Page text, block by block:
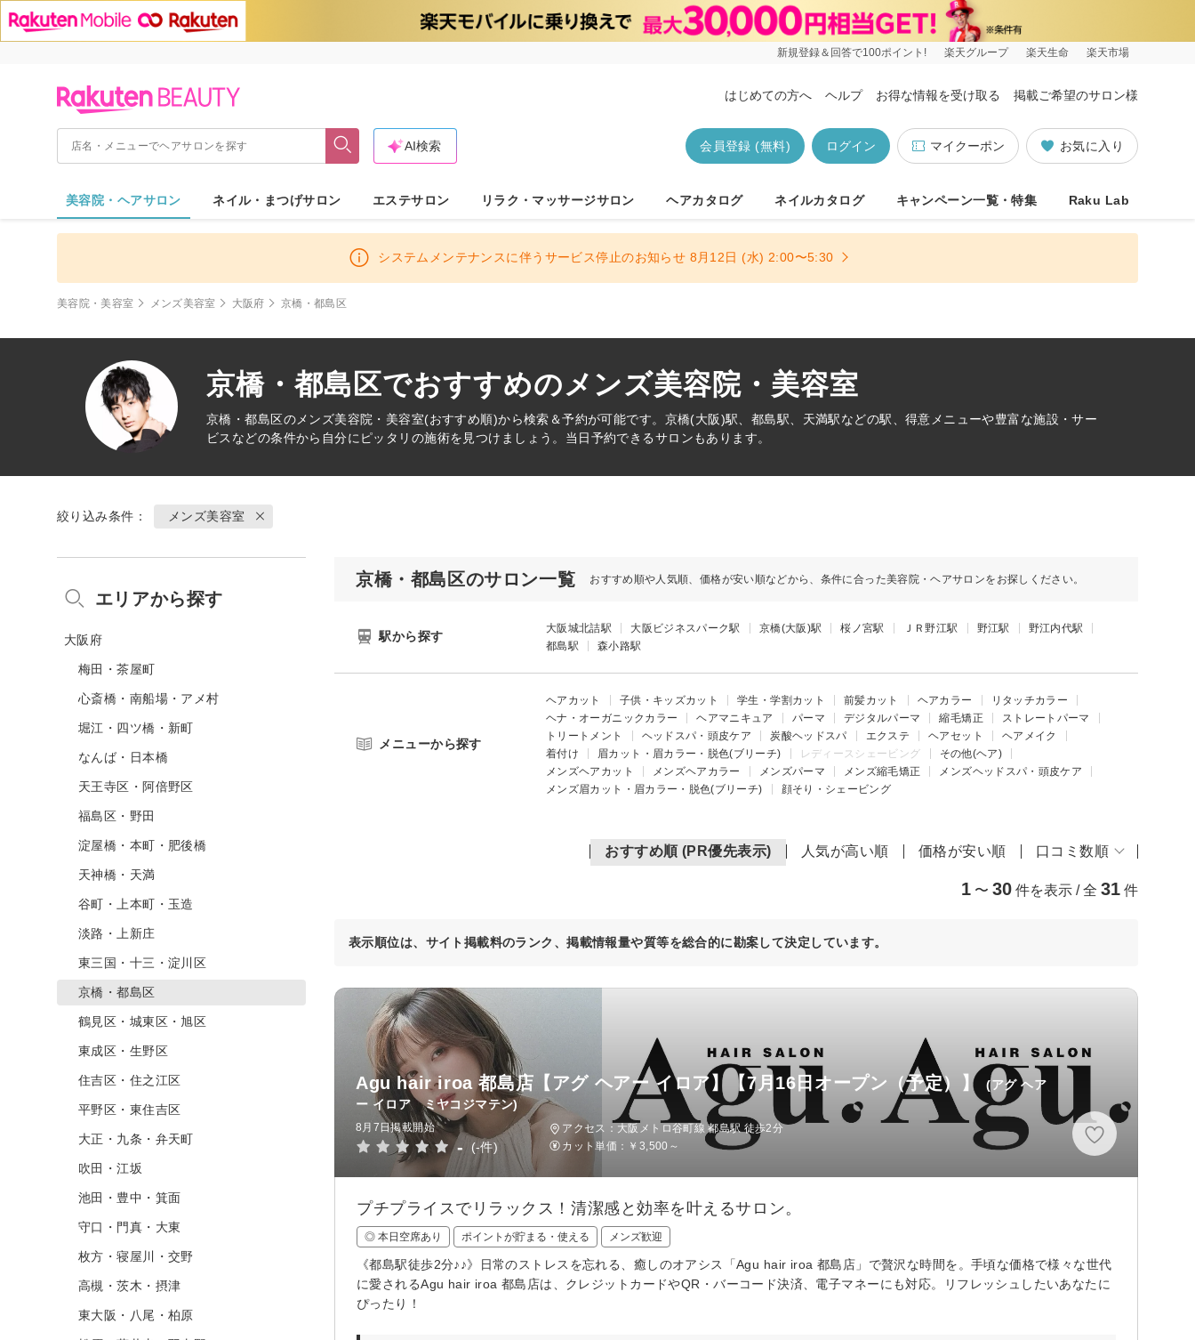
新規登録＆回答で100ポイント! 楽天グループ 楽天生命 楽天市場
はじめての方へ ヘルプ お得な情報を受け取る 掲載ご希望のサロン様
お気に入り
マイクーポン
ログイン
会員登録 (無料)
AI検索
美容院・ヘアサロン ネイル・まつげサロン エステサロン リラク・マッサージサロン ヘアカタログ ネイルカタログ キャンペーン一覧・特集 Raku Lab
システムメンテナンスに伴うサービス停止のお知らせ 8月12日 (水) 2:00〜5:30
美容院・美容室 メンズ美容室 大阪府 京橋・都島区
京橋・都島区でおすすめのメンズ美容院・美容室
京橋・都島区のメンズ美容院・美容室(おすすめ順)から検索＆予約が可能です。京橋(大阪)駅、都島駅、天満駅などの駅、得意メニューや豊富な施設・サー
ビスなどの条件から自分にピッタリの施術を見つけましょう。当日予約できるサロンもあります。
絞り込み条件： メンズ美容室
京橋・都島区のサロン一覧 おすすめ順や人気順、価格が安い順などから、条件に合った美容院・ヘアサロンをお探しください。
駅から探す
大阪城北詰駅 大阪ビジネスパーク駅 京橋(大阪)駅 桜ノ宮駅 ＪＲ野江駅 野江駅
野江内代駅
都島駅
森小路駅
メニューから探す
ヘアカット 子供・キッズカット 学生・学割カット 前髪カット ヘアカラー
リタッチカラー
ヘナ・オーガニックカラー
ヘアマニキュア パーマ デジタルパーマ 縮毛矯正
ストレートパーマ
トリートメント
ヘッドスパ・頭皮ケア 炭酸ヘッドスパ エクステ ヘアセット
ヘアメイク
着付け
眉カット・眉カラー・脱色(ブリーチ) レディースシェービング
その他(ヘア)
メンズヘアカット
メンズヘアカラー メンズパーマ メンズ縮毛矯正
メンズヘッドスパ・頭皮ケア
メンズ眉カット・眉カラー・脱色(ブリーチ)
顔そり・シェービング
おすすめ順 (PR優先表示) 人気が高い順 価格が安い順 口コミ数順
1 〜 30 件を表示 / 全 31 件
表示順位は、サイト掲載料のランク、掲載情報量や質等を総合的に勘案して決定しています。
Agu hair iroa 都島店【アグ ヘアー イロア】【7月16日オープン（予定）】
(アグ ヘア
ー イロア ミヤコジマテン)
8月7日掲載開始
- (-件)
アクセス：大阪メトロ谷町線 都島駅 徒歩2分
カット単価： ￥3,500～
プチプライスでリラックス！清潔感と効率を叶えるサロン。
◎ 本日空席あり ポイントが貯まる・使える メンズ歓迎
《都島駅徒歩2分♪♪》日常のストレスを忘れる、癒しのオアシス「Agu hair iroa 都島店」で贅沢な時間を。手頃な価格で様々な世代
に愛されるAgu hair iroa 都島店は、クレジットカードやQR・バーコード決済、電子マネーにも対応。リフレッシュしたいあなたに
ぴったり！
エリアから探す
大阪府
梅田・茶屋町
心斎橋・南船場・アメ村
堀江・四ツ橋・新町
なんば・日本橋
天王寺区・阿倍野区
福島区・野田
淀屋橋・本町・肥後橋
天神橋・天満
谷町・上本町・玉造
淡路・上新庄
東三国・十三・淀川区
京橋・都島区
鶴見区・城東区・旭区
東成区・生野区
住吉区・住之江区
平野区・東住吉区
大正・九条・弁天町
吹田・江坂
池田・豊中・箕面
守口・門真・大東
枚方・寝屋川・交野
高槻・茨木・摂津
東大阪・八尾・柏原